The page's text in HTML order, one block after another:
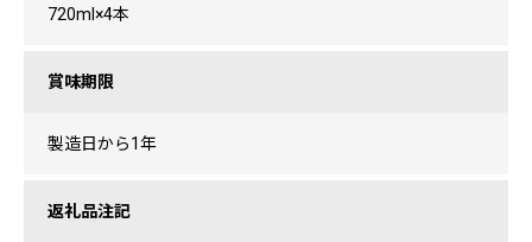
720ml×4本
賞味期限
製造日から1年
返礼品注記